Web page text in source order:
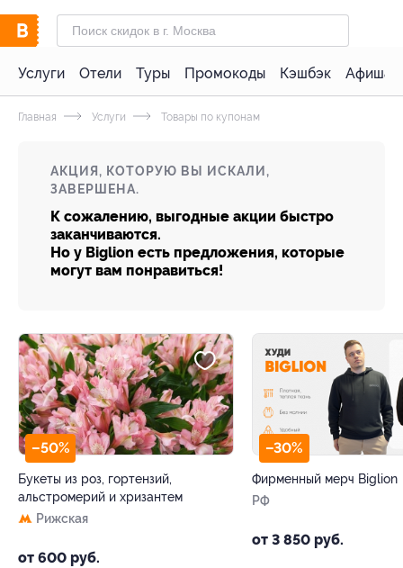
Услуги Отели Туры Промокоды Кэшбэк Афиша
Главная Услуги Товары по купонам
АКЦИЯ, КОТОРУЮ ВЫ ИСКАЛИ,
ЗАВЕРШЕНА.
К сожалению, выгодные акции быстро
заканчиваются.
Но у Biglion есть предложения, которые
могут вам понравиться!
–50%
Букеты из роз, гортензий,
альстромерий и хризантем
Рижская
от 600 руб.
–30%
Фирменный мерч Biglion
РФ
от 3 850 руб.